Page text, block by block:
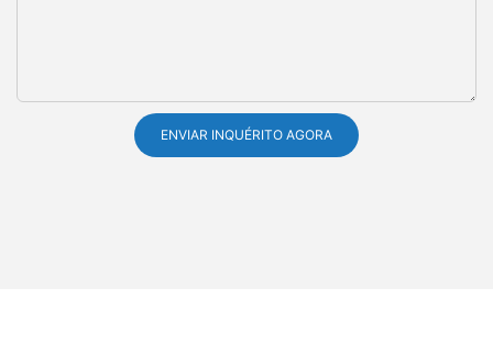
ENVIAR INQUÉRITO AGORA